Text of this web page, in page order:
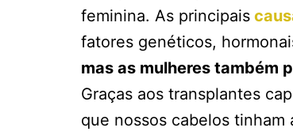
feminina. As principais
fatores genéticos,
mas as mulheres também
Graças aos transplantes
que nossos cabelos tinham